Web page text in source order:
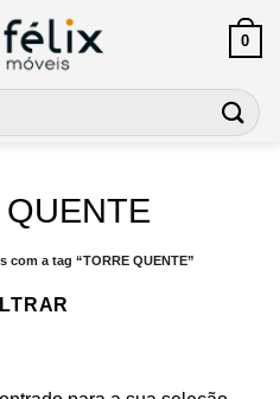
0
com a tag “TORRE QUENTE”